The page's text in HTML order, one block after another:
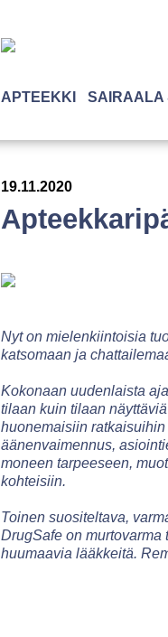
APTEEKKI SAIRAALA
19.11.2020
Nyt on mielenkiintoisia
katsomaan ja
Kokonaan uudenlaista
tilaan kuin tilaan
huonemaisiin
äänenvaimennus,
moneen tarpeeseen,
kohteisiin.
Toinen suositeltava,
DrugSafe on
huumaavia lääkkeitä.